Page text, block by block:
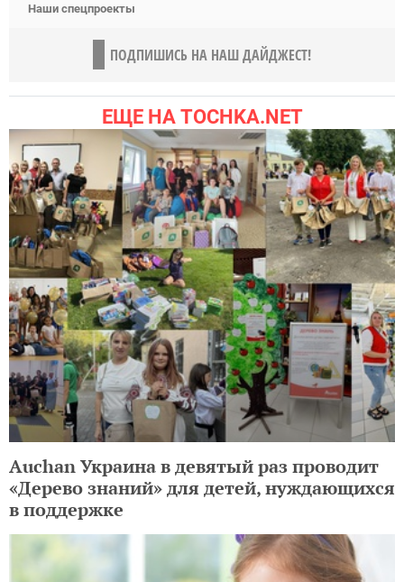
Наши спецпроекты
ПОДПИШИСЬ НА НАШ ДАЙДЖЕСТ!
ЕЩЕ НА TOCHKA.NET
Auchan Украина в девятый раз проводит
«Дерево знаний» для детей, нуждающихся
в поддержке